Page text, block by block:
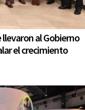
llevaron al Gobierno
el crecimiento